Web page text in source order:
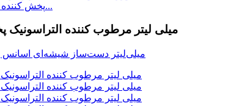
پخش کننده اسانس 100 میلی لیتر آروما التراسونیک مرطوب...
100 میلی لیتر مرطوب کننده